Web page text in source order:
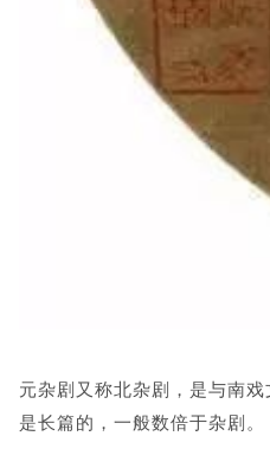
元杂剧又称北杂剧， 是与南
是长篇的，一般数倍于杂剧。